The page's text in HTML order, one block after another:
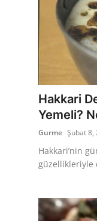
Helal Gıda & Dini
Gıda Güvenliği &
Kalori & Diyet
Mutfak Püf
Mekan & Lezzet
Temel Gıda ve
Yöresel Tarifler &
Hakkari
Yemeli?
Gurme Şubat 8,
Hakkari’nin
güzellikleriyle